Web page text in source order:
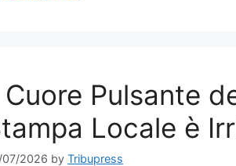
Cuore Pulsante
Locale è
2026 by Tribupress